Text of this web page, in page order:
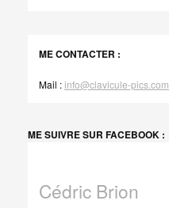
ME CONTACTER :
Mail : info@clavicule-pics.com
ME SUIVRE SUR FACEBOOK :
Cédric Brion